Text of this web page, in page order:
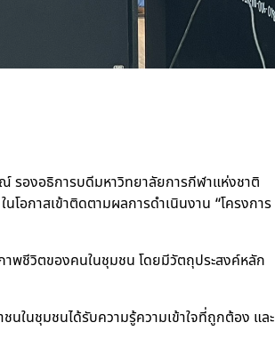
องอธิการบดีมหาวิทยาลัยการกีฬาแห่งชาติ
อกาสเข้าติดตามผลการดำเนินงาน “โครงการ
พชีวิตของคนในชุมชน โดยมีวัตถุประสงค์หลัก
ชนในชุมชนได้รับความรู้ความเข้าใจที่ถูกต้อง และ